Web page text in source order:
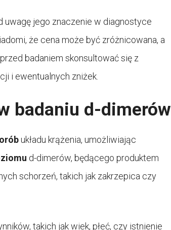
uwagę jego znaczenie w diagnostyce
że cena może być zróżnicowana, a
badaniem skonsultować się z
i ewentualnych zniżek.
badaniu d-dimerów
układu krążenia, umożliwiając
d-dimerów, będącego produktem
schorzeń, takich jak zakrzepica czy
takich jak wiek, płeć, czy istnienie